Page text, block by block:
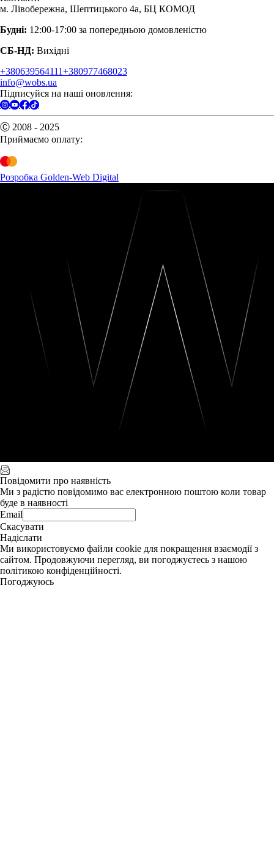
м. Лівобережна, Шептицького 4а, БЦ КОМОД
Будні: 12:00-17:00 за попередньою домовленістю
СБ-НД: Вихідні
+380639564111+380977468023
info@wobs.ua
Підписуйся на наші оновлення:
Ⓒ 2008 - 2025
Приймаємо оплату:
Розробка Golden-Web Digital
Повідомити про наявність
Ми з радістю повідомимо вас електронною поштою коли товар
буде в наявності
Email
Скасувати
Надіслати
Ми використовуємо файли cookie для покращення взаємодії з
сайтом. Продовжуючи перегляд, ви погоджуєтесь з нашою
політикою конфіденційності.
Погоджуюсь